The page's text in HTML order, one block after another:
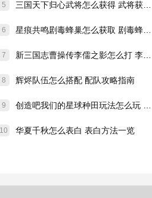
5
6
7
8 辉烬队伍怎么搭配 配队攻略指南
9
10 华夏千秋怎么表白 表白方法一览